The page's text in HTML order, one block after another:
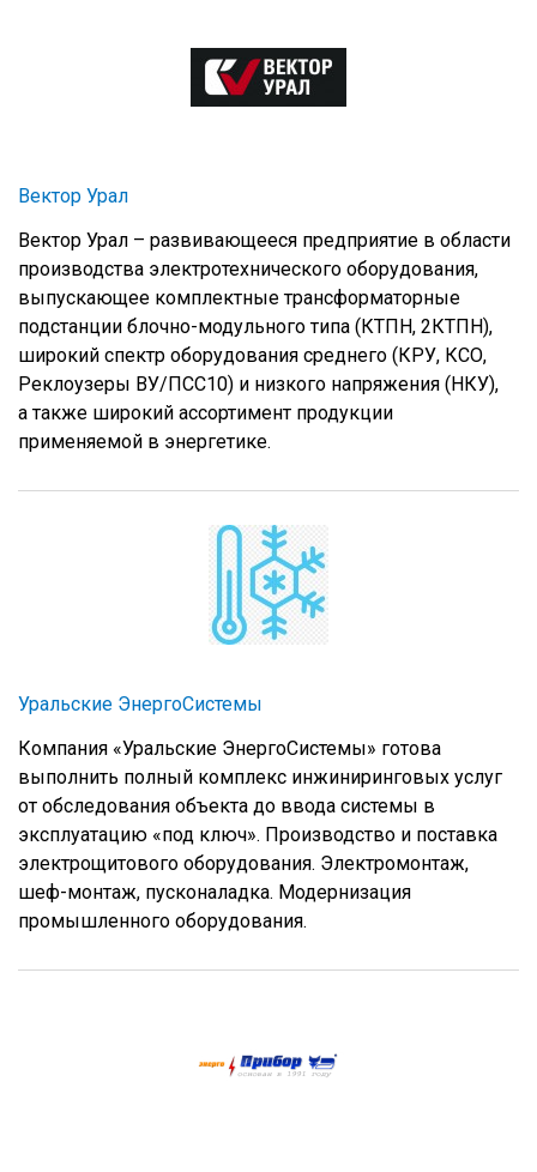
Вектор Урал
Вектор Урал – развивающееся предприятие в области
производства электротехнического оборудования,
выпускающее комплектные трансформаторные
подстанции блочно-модульного типа (КТПН, 2КТПН),
широкий спектр оборудования среднего (КРУ, КСО,
Реклоузеры ВУ/ПСС10) и низкого напряжения (НКУ),
а также широкий ассортимент продукции
применяемой в энергетике.
Уральские ЭнергоСистемы
Компания «Уральские ЭнергоСистемы» готова
выполнить полный комплекс инжиниринговых услуг
от обследования объекта до ввода системы в
эксплуатацию «под ключ». Производство и поставка
электрощитового оборудования. Электромонтаж,
шеф-монтаж, пусконаладка. Модернизация
промышленного оборудования.